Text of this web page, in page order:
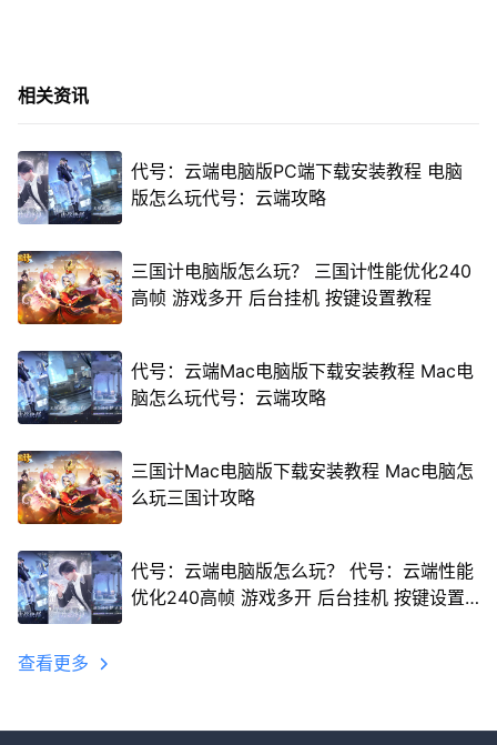
相关资讯
代号：云端电脑版PC端下载安装教程 电脑
版怎么玩代号：云端攻略
三国计电脑版怎么玩？ 三国计性能优化240
高帧 游戏多开 后台挂机 按键设置教程
代号：云端Mac电脑版下载安装教程 Mac电
脑怎么玩代号：云端攻略
三国计Mac电脑版下载安装教程 Mac电脑怎
么玩三国计攻略
代号：云端电脑版怎么玩？ 代号：云端性能
优化240高帧 游戏多开 后台挂机 按键设置
查看更多